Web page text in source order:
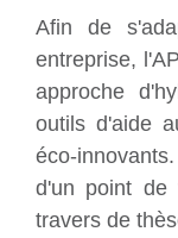
Afin de
entreprise,
approche
outils d'aide
éco-
d'un point de
travers de